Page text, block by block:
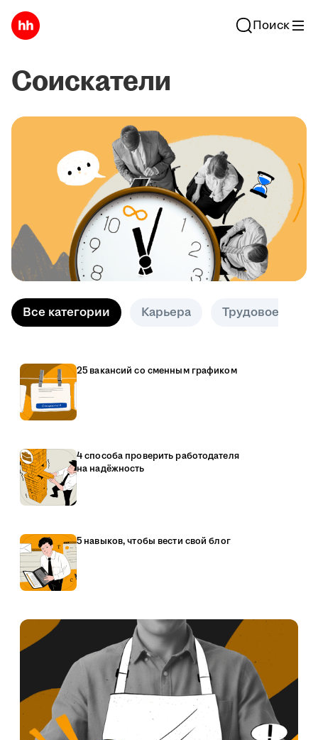
Поиск
Соискатели
Все категории Карьера Трудовое право
25 вакансий со сменным графиком
4 способа проверить работодателя
на надёжность
5 навыков, чтобы вести свой блог